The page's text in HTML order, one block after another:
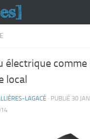
électrique comme
local
LAGACÉ · PUBLIÉ 30